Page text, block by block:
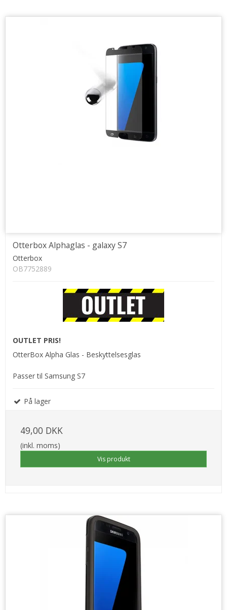
Otterbox Alphaglas - galaxy S7
Otterbox
OB7752889
OUTLET PRIS!
OtterBox Alpha Glas - Beskyttelsesglas
Passer til Samsung S7
På lager
49,00 DKK
(inkl. moms)
Vis produkt